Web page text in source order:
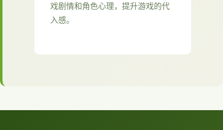
戏剧情和角色心理，提升游戏的代
入感。